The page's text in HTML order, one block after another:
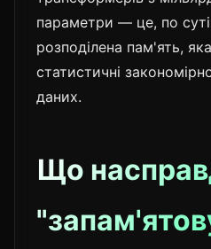
параметри — це, по
розподілена пам'ять,
статистичні
даних.
Що